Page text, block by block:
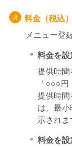
4
料金（税込）
メニュー登
料金を
提供時間
「○○○
提供時
は、最
示されま
料金を